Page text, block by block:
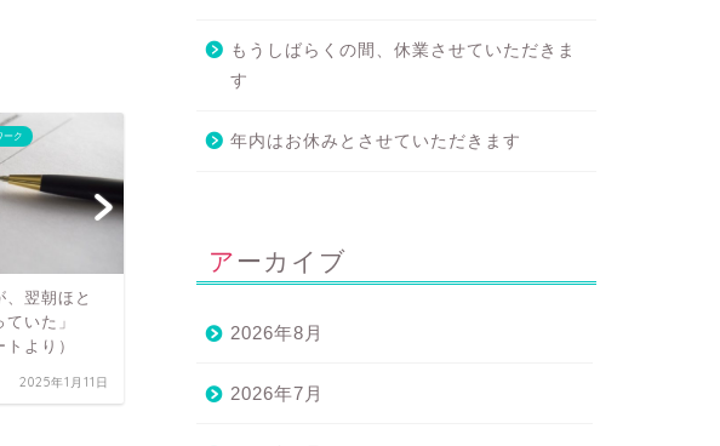
ーク
、翌朝ほと
いた」
より）
2025年1月11日
エサレン®マッサージ＆ボディワーク エサレン®マッサージ＆ボディワーク
もうしばらくの間、休業させていただきま
す
年内はお休みとさせていただきます
アーカイブ
2026年8月
2026年7月